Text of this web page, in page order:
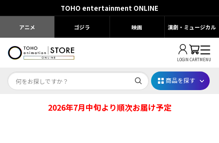
TOHO entertainment ONLINE
アニメ ゴジラ 映画 演劇・ミュージカル
LOGIN CARTMENU
商品を探す
2026年7月中旬より順次お届け予定